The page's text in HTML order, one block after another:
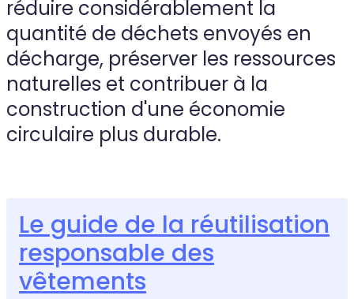
réduire considérablement la
quantité de déchets envoyés en
décharge, préserver les ressources
naturelles et contribuer à la
construction d'une économie
circulaire plus durable.
Le guide de la réutilisation
responsable des
vêtements